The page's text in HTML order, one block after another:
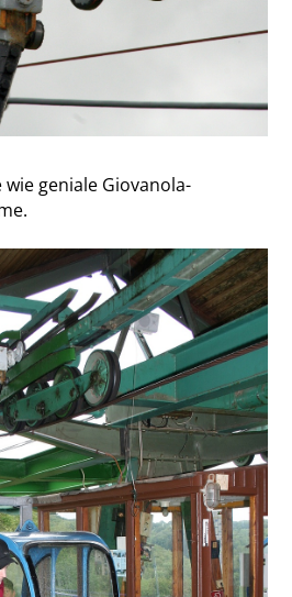
geniale Giovanola-